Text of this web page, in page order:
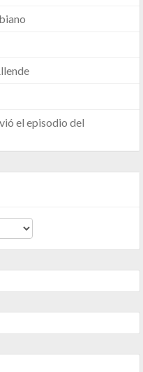
el episodio del